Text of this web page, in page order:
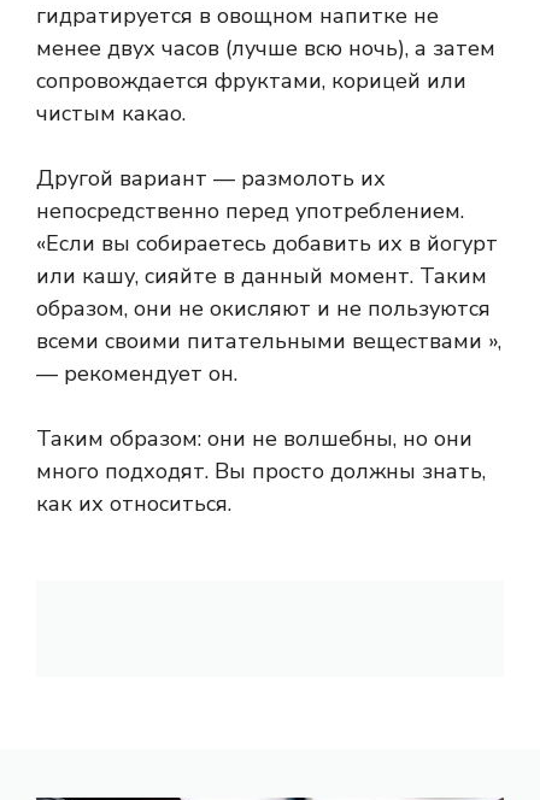
гидратируется в овощном напитке не
менее двух часов (лучше всю ночь), а затем
сопровождается фруктами, корицей или
чистым какао.
Другой вариант — размолоть их
непосредственно перед употреблением.
«Если вы собираетесь добавить их в йогурт
или кашу, сияйте в данный момент. Таким
образом, они не окисляют и не пользуются
всеми своими питательными веществами »,
— рекомендует он.
Таким образом: они не волшебны, но они
много подходят. Вы просто должны знать,
как их относиться.